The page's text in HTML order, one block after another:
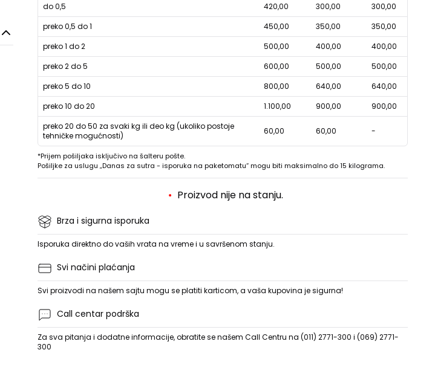
do 0,5
420,00 300,00
300,00
preko 0,5 do 1
450,00 350,00
350,00
preko 1 do 2
500,00 400,00
400,00
preko 2 do 5
600,00 500,00
500,00
preko 5 do 10
800,00 640,00
640,00
preko 10 do 20
1.100,00 900,00
900,00
preko 20 do 50 za svaki kg ili deo kg (ukoliko postoje
tehničke mogućnosti)
60,00 60,00 -
*Prijem pošiljaka isključivo na šalteru pošte.
Pošiljke za uslugu „Danas za sutra - isporuka na paketomatu“ mogu biti maksimalno do 15 kilograma.
Proizvod nije na stanju.
Brza i sigurna isporuka
Isporuka direktno do vaših vrata na vreme i u savršenom stanju.
Svi načini plaćanja
Svi proizvodi na našem sajtu mogu se platiti karticom, a vaša kupovina je sigurna!
Call centar podrška
Za sva pitanja i dodatne informacije, obratite se našem Call Centru na (011) 2771-300 i (069) 2771-
300